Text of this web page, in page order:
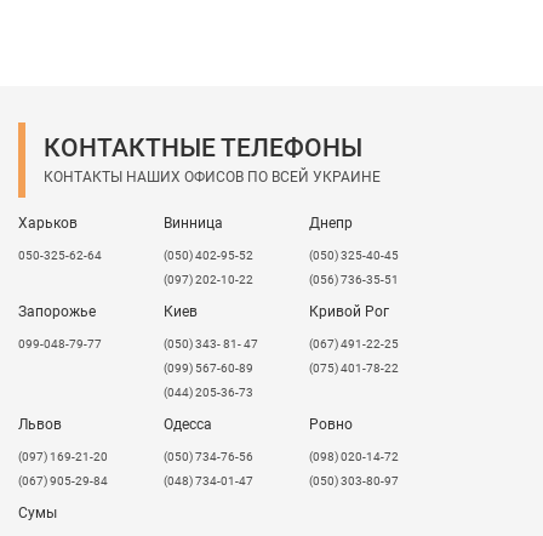
КОНТАКТНЫЕ ТЕЛЕФОНЫ
КОНТАКТЫ НАШИХ ОФИСОВ ПО ВСЕЙ УКРАИНЕ
Харьков
050-325-62-64
Винница
(050) 402-95-52
(097) 202-10-22
Днепр
(050) 325-40-45
(056) 736-35-51
Запорожье
099-048-79-77
Киев
(050) 343- 81- 47
(099) 567-60-89
(044) 205-36-73
Кривой Рог
(067) 491-22-25
(075) 401-78-22
Львов
​(097) 169-21-20
(067) 905-29-84
Одесса
(050) 734-76-56
(048) 734-01-47
Ровно
(098) 020-14-72
(050) 303-80-97
Сумы